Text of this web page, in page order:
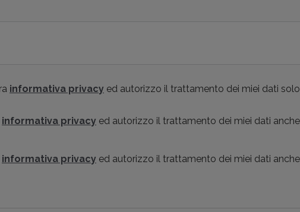
informativa privacy ed autorizzo il trattamento dei miei dati
informativa privacy ed autorizzo il trattamento dei miei dati
informativa privacy ed autorizzo il trattamento dei miei dati